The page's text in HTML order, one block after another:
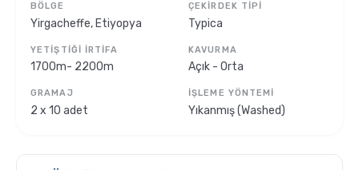
BÖLGE
Yirgacheffe, Etiyopya
ÇEKIRDEK TIPI
Typica
YETIŞTIĞI İRTIFA
1700m- 2200m
KAVURMA
Açık - Orta
GRAMAJ
2 x 10 adet
İŞLEME YÖNTEMI
Yıkanmış (Washed)